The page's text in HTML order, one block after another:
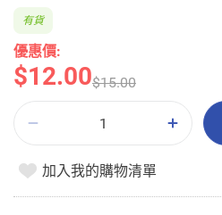
優惠價:
$12.00$15.00
有貨
加入我的購物清單